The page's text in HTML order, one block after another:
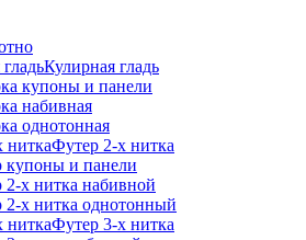
Кулирная гладь
купоны и панели
набивная
однотонная
Футер 2-х нитка
купоны и панели
2-х нитка набивной
2-х нитка однотонный
Футер 3-х нитка